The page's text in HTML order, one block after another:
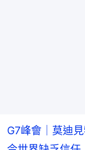
G7峰會｜莫迪